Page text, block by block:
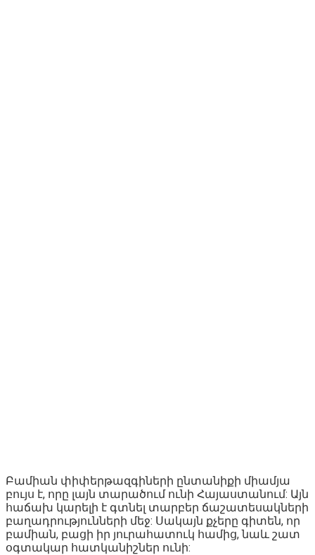
Բամիան փիփերթազգիների ընտանիքի միամյա
բույս է, որը լայն տարածում ունի Հայաստանում: Այն
հաճախ կարելի է գտնել տարբեր ճաշատեսակների
բաղադրությունների մեջ: Սակայն քչերը գիտեն, որ
բամիան, բացի իր յուրահատուկ համից, նաև շատ
օգտակար հատկանիշներ ունի: